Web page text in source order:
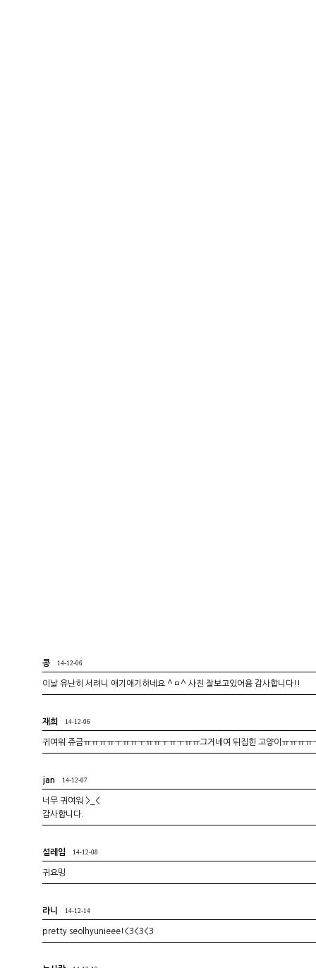
콩 14-12-06
이날 유난히 서려니 애기애기하네요 ^ㅁ^ 사진 잘보고있어욤 감사합니다!!
재희 14-12-06
귀여워 쥬금ㅠㅠㅠㅠㅜㅠㅠㅜㅠㅠㅜㅠㅜㅠㅠ그거네여 뒤집힌 고양이ㅠㅠㅠ
jan 14-12-07
너무 귀여워 >_<
감사합니다.
설레임 14-12-08
귀요밍
라니 14-12-14
pretty seolhyunieee!<3<3<3